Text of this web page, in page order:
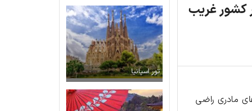
کشور غریب
مادری راضی
تور اسپانیا